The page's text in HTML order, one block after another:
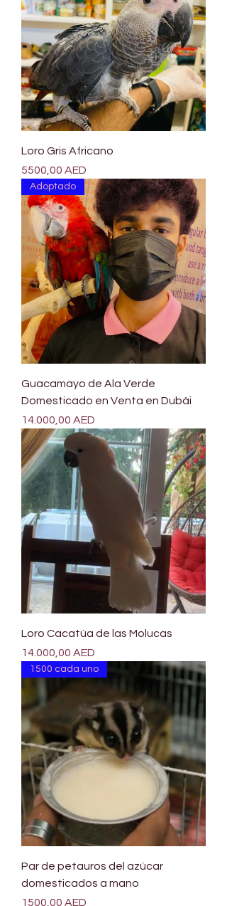
Loro Gris Africano
Precio
5500,00 AED
Adoptado
Guacamayo de Ala Verde
Domesticado en Venta en Dubái
Precio
14.000,00 AED
Loro Cacatúa de las Molucas
Precio
14.000,00 AED
1500 cada uno
Par de petauros del azúcar
domesticados a mano
Precio
1500,00 AED